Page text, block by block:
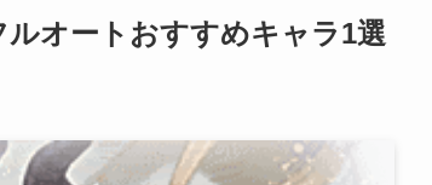
ルオートおすすめキャラ1選